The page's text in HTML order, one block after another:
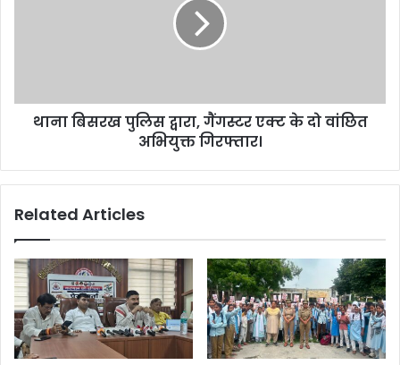
थाना बिसरख पुलिस द्वारा, गैंगस्टर एक्ट के दो वांछित
अभियुक्त गिरफ्तार।
Related Articles